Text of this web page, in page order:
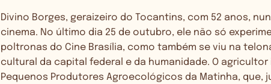
Divino Borges, geraizeiro do Tocantins, com 52 anos,
cinema. No último dia 25 de outubro, ele não só
poltronas do Cine Brasília, como também se viu na
cultural da capital federal e da humanidade. O
Pequenos Produtores Agroecológicos da Matinha, que,